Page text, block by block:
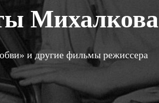
Михалкова
и другие фильмы режиссера